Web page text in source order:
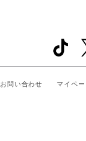
お問い合わせ マイペ